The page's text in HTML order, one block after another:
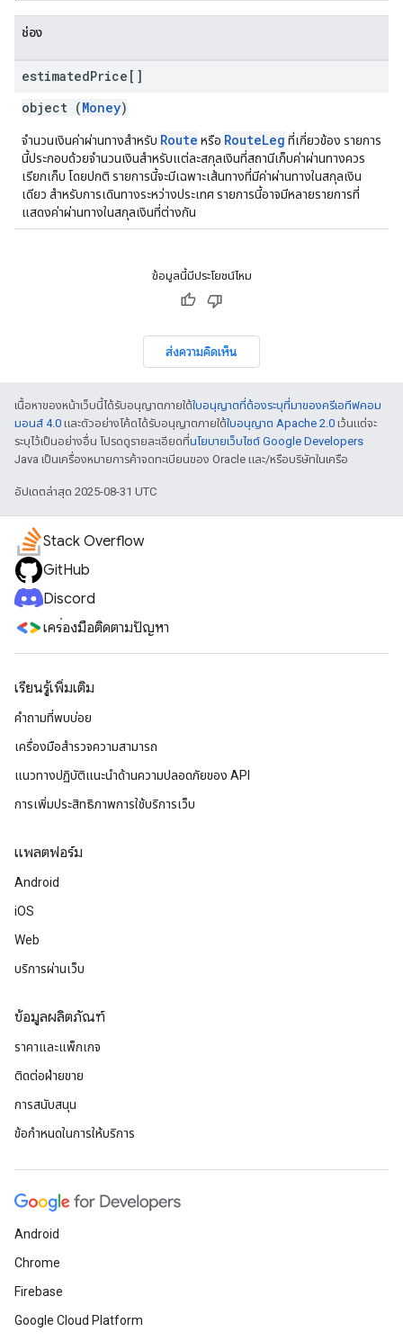
ช่อง
estimatedPrice[]
object (Money)
จำนวนเงินค่าผ่านทางสำหรับ Route หรือ RouteLeg ที่เกี่ยวข้อง รายการ
นี้ประกอบด้วยจำนวนเงินสำหรับแต่ละสกุลเงินที่สถานีเก็บค่าผ่านทางควร
เรียกเก็บ โดยปกติ รายการนี้จะมีเฉพาะเส้นทางที่มีค่าผ่านทางในสกุลเงิน
เดียว สำหรับการเดินทางระหว่างประเทศ รายการนี้อาจมีหลายรายการที่
แสดงค่าผ่านทางในสกุลเงินที่ต่างกัน
ข้อมูลนี้มีประโยชน์ไหม
ส่งความคิดเห็น
เนื้อหาของหน้าเว็บนี้ได้รับอนุญาตภายใต้ใบอนุญาตที่ต้องระบุที่มาของครีเอทีฟคอม
มอนส์ 4.0 และตัวอย่างโค้ดได้รับอนุญาตภายใต้ใบอนุญาต Apache 2.0 เว้นแต่จะ
ระบุไว้เป็นอย่างอื่น โปรดดูรายละเอียดที่นโยบายเว็บไซต์ Google Developers
Java เป็นเครื่องหมายการค้าจดทะเบียนของ Oracle และ/หรือบริษัทในเครือ
อัปเดตล่าสุด 2025-08-31 UTC
Stack Overflow
GitHub
Discord
เครื่องมือติดตามปัญหา
เรียนรู้เพิ่มเติม
คำถามที่พบบ่อย
เครื่องมือสำรวจความสามารถ
แนวทางปฏิบัติแนะนําด้านความปลอดภัยของ API
การเพิ่มประสิทธิภาพการใช้บริการเว็บ
แพลตฟอร์ม
Android
iOS
Web
บริการผ่านเว็บ
ข้อมูลผลิตภัณฑ์
ราคาและแพ็กเกจ
ติดต่อฝ่ายขาย
การสนับสนุน
ข้อกำหนดในการให้บริการ
Android
Chrome
Firebase
Google Cloud Platform